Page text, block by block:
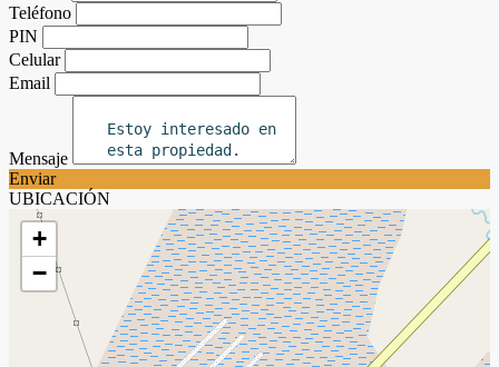
Teléfono
PIN
Celular
Email
Mensaje
Enviar
UBICACIÓN
+
−